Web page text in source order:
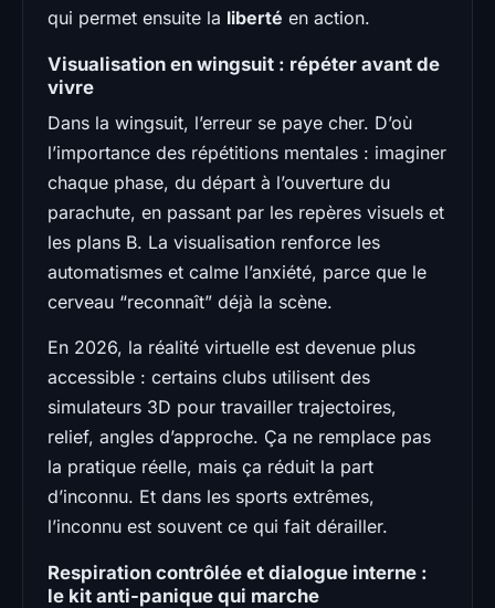
qui permet ensuite la liberté en action.
Visualisation en wingsuit : répéter avant de
vivre
Dans la wingsuit, l’erreur se paye cher. D’où
l’importance des répétitions mentales : imaginer
chaque phase, du départ à l’ouverture du
parachute, en passant par les repères visuels et
les plans B. La visualisation renforce les
automatismes et calme l’anxiété, parce que le
cerveau “reconnaît” déjà la scène.
En 2026, la réalité virtuelle est devenue plus
accessible : certains clubs utilisent des
simulateurs 3D pour travailler trajectoires,
relief, angles d’approche. Ça ne remplace pas
la pratique réelle, mais ça réduit la part
d’inconnu. Et dans les sports extrêmes,
l’inconnu est souvent ce qui fait dérailler.
Respiration contrôlée et dialogue interne :
le kit anti-panique qui marche